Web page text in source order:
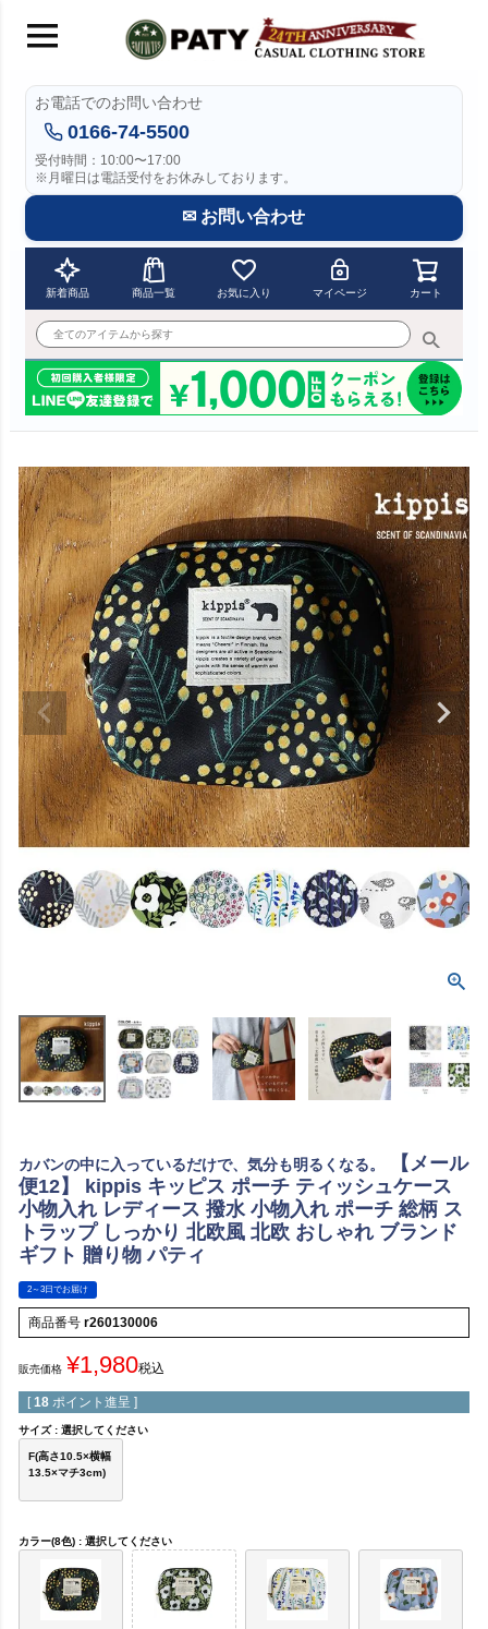
お電話でのお問い合わせ
0166-74-5500
受付時間：10:00〜17:00
※月曜日は電話受付をお休みしております。
✉ お問い合わせ
新着商品 商品一覧 お気に入り マイページ カート
カバンの中に入っているだけで、気分も明るくなる。
【メール
便12】 kippis キッピス ポーチ ティッシュケース
小物入れ レディース 撥水 小物入れ ポーチ 総柄 ス
トラップ しっかり 北欧風 北欧 おしゃれ ブランド
ギフト 贈り物 パティ
2～3日でお届け
商品番号 r260130006
販売価格 ¥1,980税込
[ 18 ポイント進呈 ]
サイズ 選択してください
F(高さ10.5×横幅
13.5×マチ3cm)
カラー(8色) 選択してください